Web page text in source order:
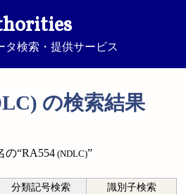
タ検索・提供サービス
の検索結果
の“RA554 (NDLC)”
分類記号検索 識別子検索